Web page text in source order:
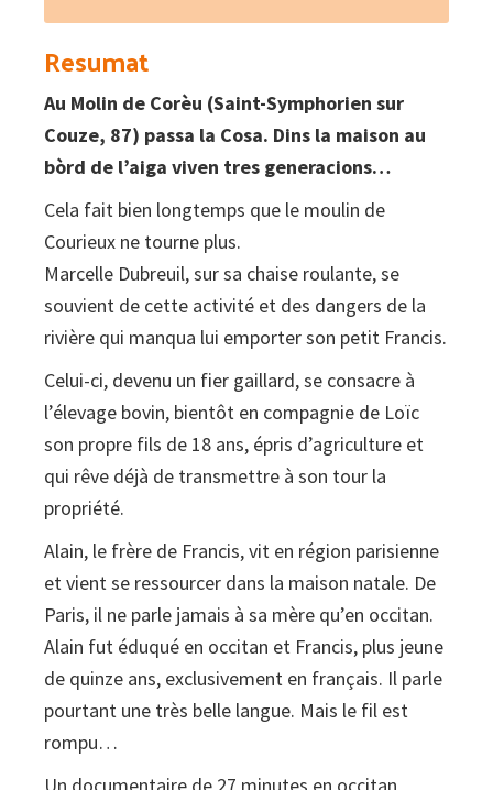
Resumat
Au Molin de Corèu (Saint-Symphorien sur
Couze, 87) passa la Cosa. Dins la maison au
bòrd de l’aiga viven tres generacions…
Cela fait bien longtemps que le moulin de
Courieux ne tourne plus.
Marcelle Dubreuil, sur sa chaise roulante, se
souvient de cette activité et des dangers de la
rivière qui manqua lui emporter son petit Francis.
Celui-ci, devenu un fier gaillard, se consacre à
l’élevage bovin, bientôt en compagnie de Loïc
son propre fils de 18 ans, épris d’agriculture et
qui rêve déjà de transmettre à son tour la
propriété.
Alain, le frère de Francis, vit en région parisienne
et vient se ressourcer dans la maison natale. De
Paris, il ne parle jamais à sa mère qu’en occitan.
Alain fut éduqué en occitan et Francis, plus jeune
de quinze ans, exclusivement en français. Il parle
pourtant une très belle langue. Mais le fil est
rompu…